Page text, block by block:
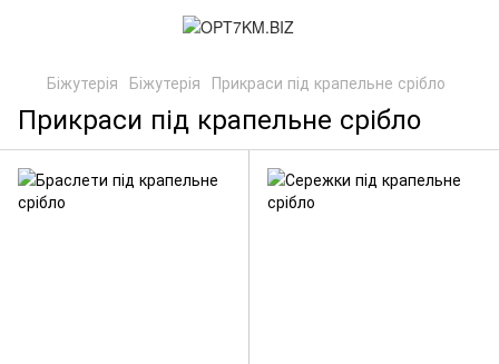
Біжутерія Біжутерія Прикраси під крапельне срібло
Прикраси під крапельне срібло